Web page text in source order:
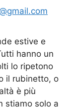
estive e
hanno un
lo ripetono
il rubinetto, o
è più
stiamo solo a